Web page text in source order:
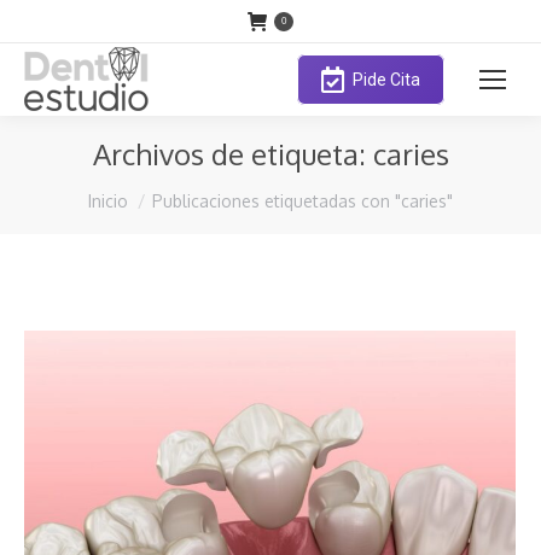
0
Pide Cita
Archivos de etiqueta: caries
Estás aquí:
Inicio Publicaciones etiquetadas con "caries"